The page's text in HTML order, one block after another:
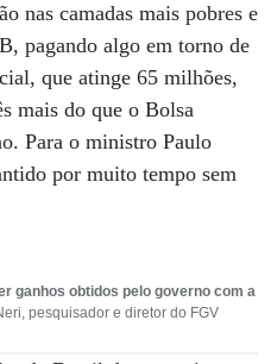
nas camadas mais pobres e
pagando algo em torno de
que atinge 65 milhões,
mais do que o Bolsa
Para o ministro Paulo
por muito tempo sem
ganhos obtidos pelo governo com a
pesquisador e diretor do FGV